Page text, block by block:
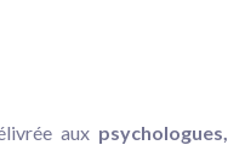
aux psychologues,